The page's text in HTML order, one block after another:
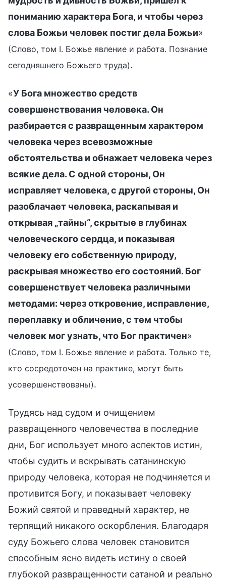
пониманию характера Бога, и чтобы через
слова Божьи человек постиг дела Божьи»
(Слово, том I. Божье явление и работа. Познание
сегодняшнего Божьего труда).
«У Бога множество средств
совершенствования человека. Он
разбирается с развращенным характером
человека через всевозможные
обстоятельства и обнажает человека через
всякие дела. С одной стороны, Он
исправляет человека, с другой стороны, Он
разоблачает человека, раскапывая и
открывая „тайны“, скрытые в глубинах
человеческого сердца, и показывая
человеку его собственную природу,
раскрывая множество его состояний. Бог
совершенствует человека различными
методами: через откровение, исправление,
переплавку и обличение, с тем чтобы
человек мог узнать, что Бог практичен»
(Слово, том I. Божье явление и работа. Только те,
кто сосредоточен на практике, могут быть
усовершенствованы).
Трудясь над судом и очищением
развращенного человечества в последние
дни, Бог использует много аспектов истин,
чтобы судить и вскрывать сатанинскую
природу человека, которая не подчиняется и
противится Богу, и показывает человеку
Божий святой и праведный характер, не
терпящий никакого оскорбления. Благодаря
суду Божьего слова человек становится
способным ясно видеть истину о своей
глубокой развращенности сатаной и реально